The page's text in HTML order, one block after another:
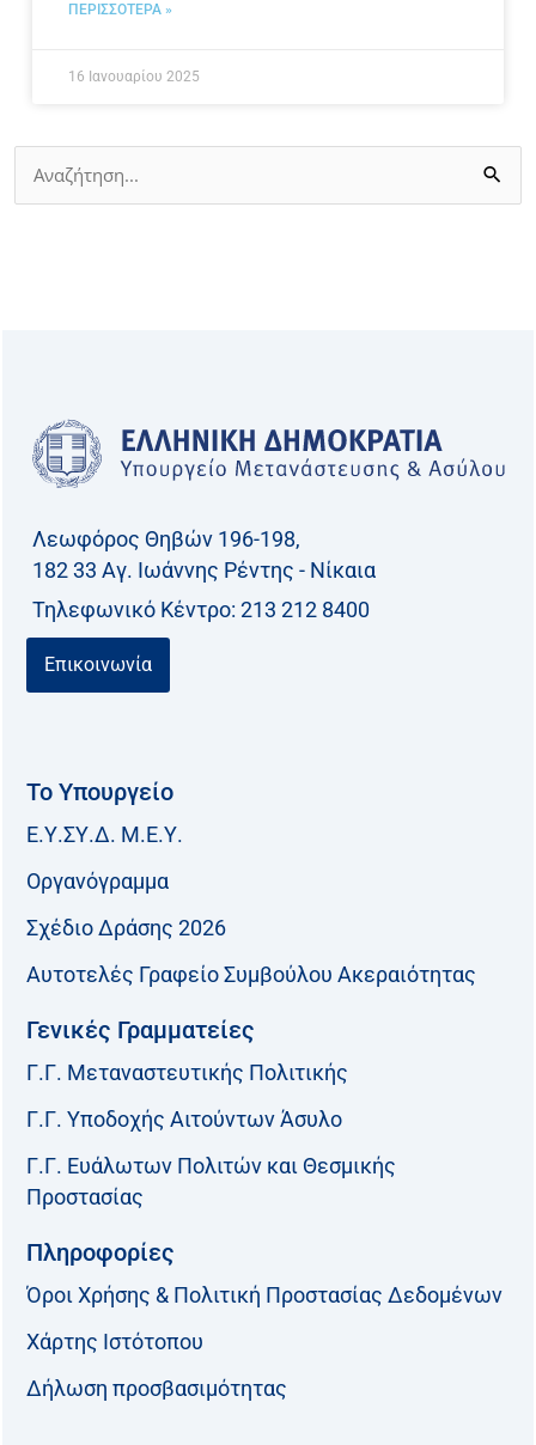
ΠΕΡΙΣΣΟΤΕΡΑ »
16 Ιανουαρίου 2025
Αναζήτηση
για:
Λεωφόρος Θηβών 196-198,
182 33 Aγ. Ιωάννης Ρέντης - Νίκαια
Τηλεφωνικό Kέντρο: 213 212 8400
Επικοινωνία
Το Υπουργείο
Ε.Υ.ΣΥ.Δ. Μ.Ε.Υ.
Οργανόγραμμα
Σχέδιο Δράσης 2026
Αυτοτελές Γραφείο Συμβούλου Ακεραιότητας
Γενικές Γραμματείες
Γ.Γ. Μεταναστευτικής Πολιτικής
Γ.Γ. Υποδοχής Αιτούντων Άσυλο
Γ.Γ. Ευάλωτων Πολιτών και Θεσμικής
Προστασίας
Πληροφορίες
Όροι Χρήσης & Πολιτική Προστασίας Δεδομένων
Χάρτης Ιστότοπου
Δήλωση προσβασιμότητας